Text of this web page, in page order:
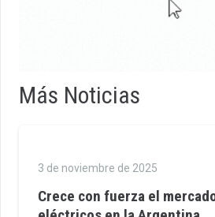
Más Noticias
3 de noviembre de 2025
Crece con fuerza el